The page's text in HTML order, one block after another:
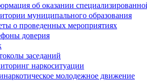
об оказании
муниципального образования
о проведенных мероприятиях
доверия
заседаний
наркоситуации
молодежное движение